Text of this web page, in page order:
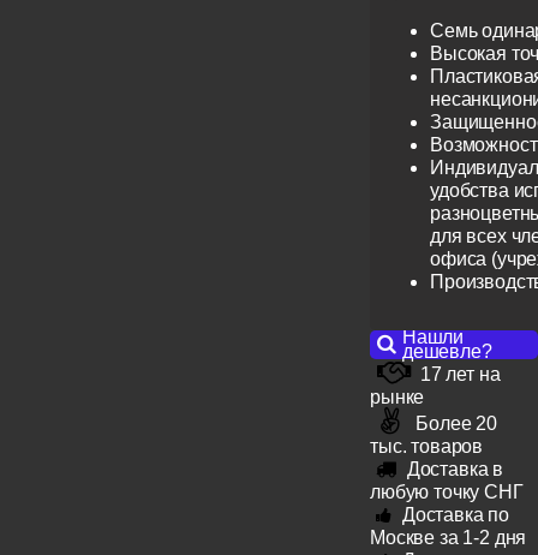
Семь
Высокая
удобства
для всех
офиса
Нашли
дешевле?
17 лет на
рынке
Более 20
тыс. товаров
Доставка в
любую точку СНГ
Доставка по
Москве за 1-2 дня